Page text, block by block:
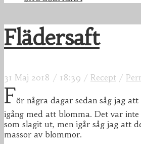
Flädersaft
31 Maj 2018 / 18:39 / Recept /
För några dagar sedan såg jag
igång med att blomma. Det var
som slagit ut, men igår såg jag att
massor av blommor.